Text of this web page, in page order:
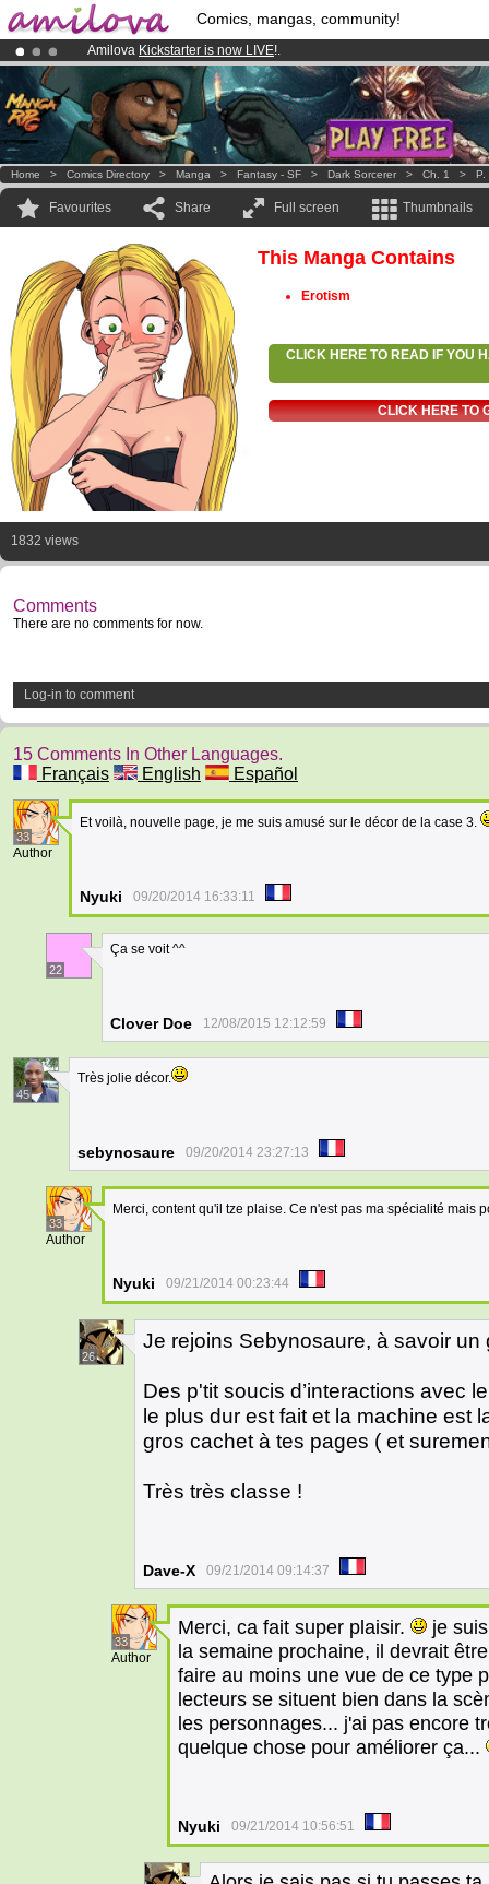
Comics, mangas, community!
Amilova Kickstarter is now LIVE!.
Premium membership from3.95 eurosper month !Get membership
Already 134393 membersand 1208 comics & mangas!.
Home > Comics Directory > Manga > Fantasy - SF > Dark Sorcerer > Ch. 1 > P.
Favourites Share Full screen Thumbnails
This Manga Contains
Erotism
CLICK HERE TO READ IF YOU
CLICK HERE TO
1832 views
Comments
There are no comments for now.
Log-in to comment
15 Comments In Other Languages.
Français
English Español
33
Author
Et voilà, nouvelle page, je me suis amusé sur le décor de la case 3.
Nyuki 09/20/2014 16:33:11
22
Ça se voit ^^
Clover Doe 12/08/2015 12:12:59
45
Très jolie décor.
sebynosaure 09/20/2014 23:27:13
33
Author
Merci, content qu'il tze plaise. Ce n'est pas ma spécialité mais
Nyuki 09/21/2014 00:23:44
26
Je rejoins Sebynosaure, à savoir un
Des p'tit soucis d’interactions avec
le plus dur est fait et la machine est
gros cachet à tes pages ( et
Très très classe !
Dave-X 09/21/2014 09:14:37
33
Author
Merci, ca fait super plaisir.
je
la semaine prochaine, il devrait
faire au moins une vue de ce type
lecteurs se situent bien dans la
les personnages... j'ai pas encore
quelque chose pour améliorer ça...
Nyuki 09/21/2014 10:56:51